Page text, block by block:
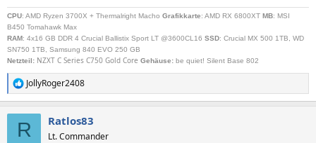
CPU: AMD Ryzen 3700X + Thermalright Macho Grafikkarte: AMD RX 6800XT MB: MSI
B450 Tomahawk Max
RAM: 4x16 GB DDR 4 Crucial Ballistix Sport LT @3600CL16 SSD: Crucial MX 500 1TB, WD
SN750 1TB, Samsung 840 EVO 250 GB
Netzteil: NZXT C Series C750 Gold Core Gehäuse: be quiet! Silent Base 802
R
e
JollyRoger2408
R Ratlos83
Lt. Commander